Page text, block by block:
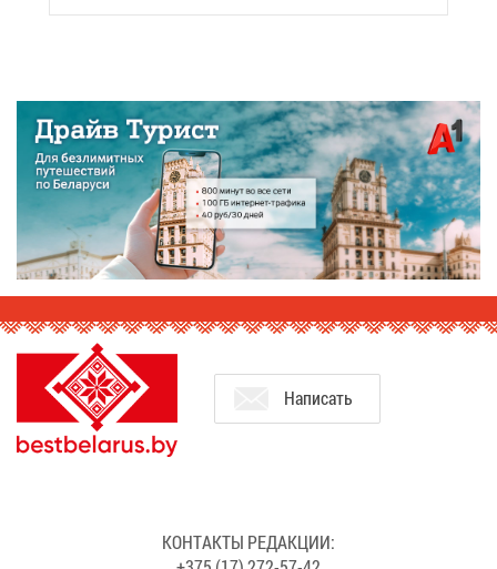
На­пи­сать
КОН­ТАК­ТЫ РЕ­ДАК­ЦИИ: